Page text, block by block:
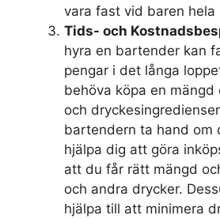
vara fast vid baren hela
Tids- och
hyra en bartender kan
pengar i det långa
behöva köpa en
och
bartendern ta hand om
hjälpa dig att göra
att du får rätt mängd
och andra drycker.
hjälpa till att minimera